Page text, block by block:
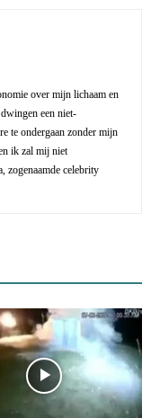
over mijn lichaam en
een niet-
te ondergaan zonder mijn
ik zal mij niet
zogenaamde celebrity